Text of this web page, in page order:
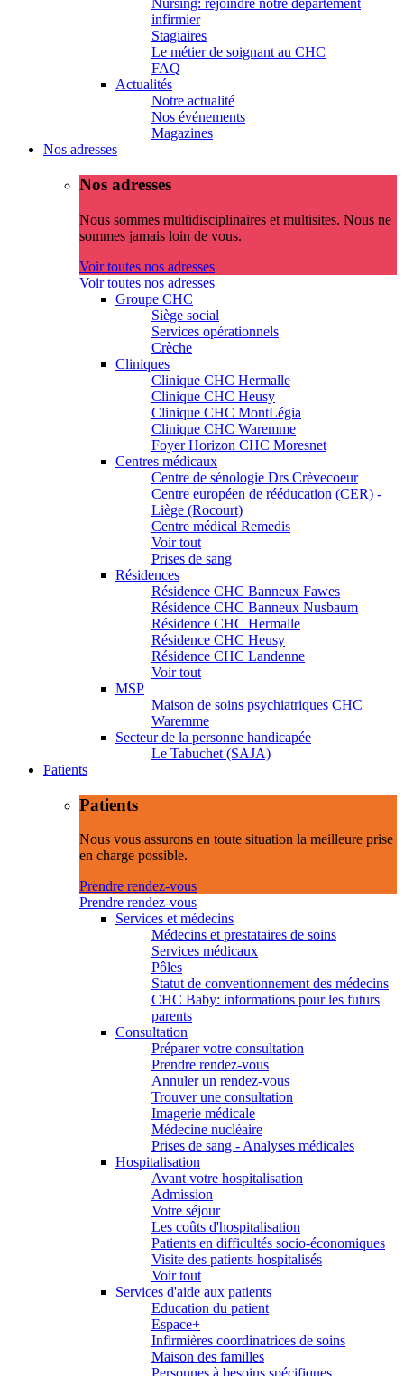
Nursing: rejoindre notre département
infirmier
Stagiaires
Le métier de soignant au CHC
FAQ
Actualités
Notre actualité
Nos événements
Magazines
Nos adresses
Nos adresses
Nous sommes multidisciplinaires et multisites. Nous ne
sommes jamais loin de vous.
Voir toutes nos adresses
Voir toutes nos adresses
Groupe CHC
Siège social
Services opérationnels
Crèche
Cliniques
Clinique CHC Hermalle
Clinique CHC Heusy
Clinique CHC MontLégia
Clinique CHC Waremme
Foyer Horizon CHC Moresnet
Centres médicaux
Centre de sénologie Drs Crèvecoeur
Centre européen de rééducation (CER) -
Liège (Rocourt)
Centre médical Remedis
Voir tout
Prises de sang
Résidences
Résidence CHC Banneux Fawes
Résidence CHC Banneux Nusbaum
Résidence CHC Hermalle
Résidence CHC Heusy
Résidence CHC Landenne
Voir tout
MSP
Maison de soins psychiatriques CHC
Waremme
Secteur de la personne handicapée
Le Tabuchet (SAJA)
Patients
Patients
Nous vous assurons en toute situation la meilleure prise
en charge possible.
Prendre rendez-vous
Prendre rendez-vous
Services et médecins
Médecins et prestataires de soins
Services médicaux
Pôles
Statut de conventionnement des médecins
CHC Baby: informations pour les futurs
parents
Consultation
Préparer votre consultation
Prendre rendez-vous
Annuler un rendez-vous
Trouver une consultation
Imagerie médicale
Médecine nucléaire
Prises de sang - Analyses médicales
Hospitalisation
Avant votre hospitalisation
Admission
Votre séjour
Les coûts d'hospitalisation
Patients en difficultés socio-économiques
Visite des patients hospitalisés
Voir tout
Services d'aide aux patients
Education du patient
Espace+
Infirmières coordinatrices de soins
Maison des familles